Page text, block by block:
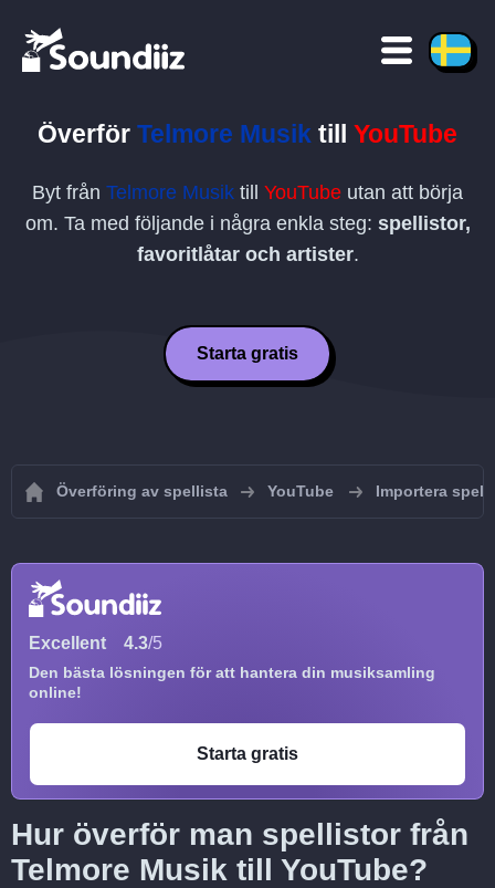
Överför Telmore Musik till YouTube
Byt från Telmore Musik till YouTube utan att börja
om. Ta med följande i några enkla steg: spellistor,
favoritlåtar och artister.
Starta gratis
Överföring av spellista YouTube Importera
Excellent 4.3/5
Den bästa lösningen för att hantera din musiksamling
online!
Starta gratis
Hur överför man spellistor från
Telmore Musik till YouTube?